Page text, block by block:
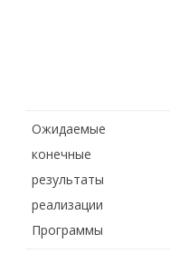
Ожидаемые
конечные
результаты
реализации
Программы